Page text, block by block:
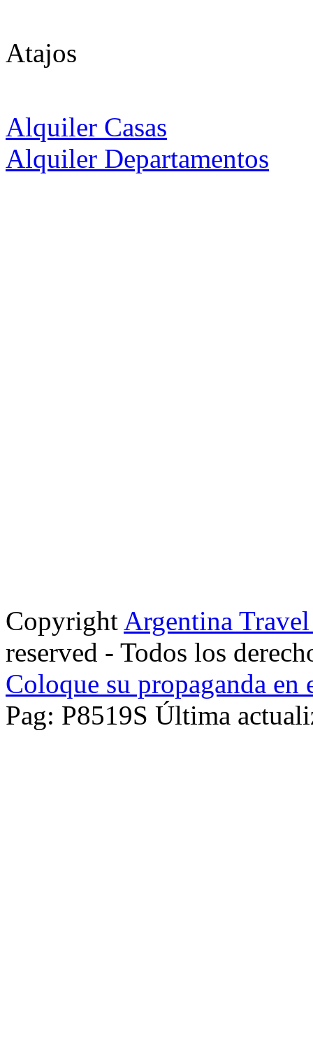
Atajos
Alquiler Casas
Alquiler Departamentos
Copyright Argentina
reserved - Todos los
Coloque su propaganda en
Pag: P8519S Última